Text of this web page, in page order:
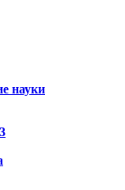
науки